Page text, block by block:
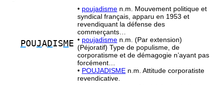
POUJADISM E
• poujadisme n.m. Mouvement politique et
syndical français, apparu en 1953 et
revendiquant la défense des
commerçants…
• poujadisme n.m. (Par extension)
(Péjoratif) Type de populisme, de
corporatisme et de démagogie n’ayant pas
forcément…
• POUJADISME n.m. Attitude corporatiste
revendicative.